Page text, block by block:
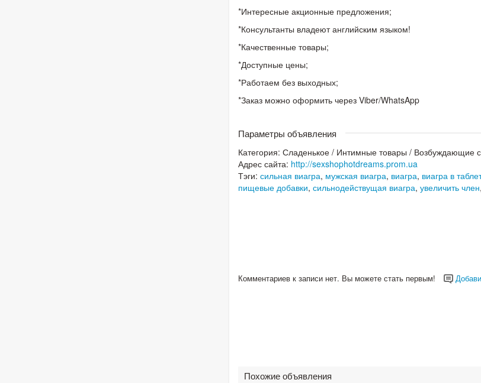
*Интересные акционные предложения;
*Консультанты владеют английским языком!
*Качественные товары;
*Доступные цены;
*Работаем без выходных;
*Заказ можно оформить через Viber/WhatsApp
Параметры объявления
Категория: Сладенькое / Интимные товары / Возбуждающие
Адрес сайта: http://sexshophotdreams.prom.ua
Тэги: сильная виагра, мужская виагра, виагра, виагра в
пищевые добавки, сильнодействущая виагра, увеличить член,
Комментариев к записи нет. Вы можете стать первым!
Похожие объявления